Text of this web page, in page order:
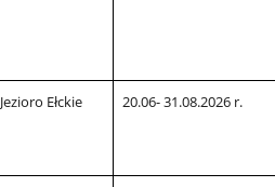
Jezioro Ełckie 20.06- 31.08.2026 r.